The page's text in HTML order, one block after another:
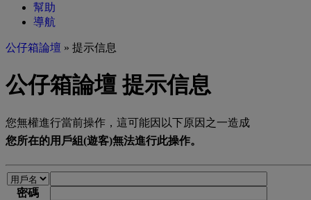
幫助
導航
公仔箱論壇 » 提示信息
公仔箱論壇 提示信息
您無權進行當前操作，這可能因以下原因之一造成
您所在的用戶組(遊客)無法進行此操作。
密碼